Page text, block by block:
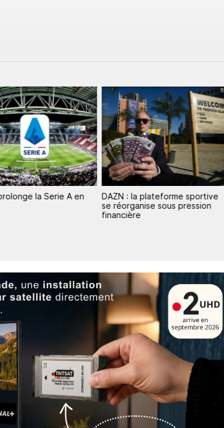
la Serie A en
DAZN : la plateforme sportive
se réorganise sous pression
financière